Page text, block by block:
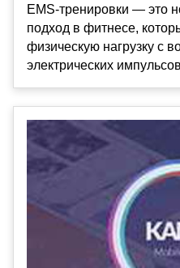
EMS-тренировки — это
подход в фитнесе,
физическую нагрузку с
электрических